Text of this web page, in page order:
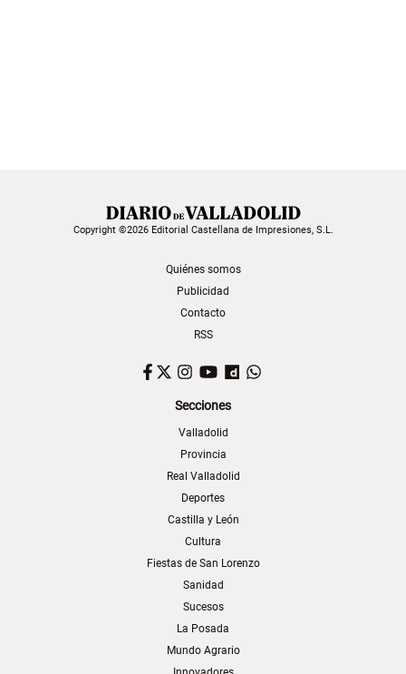
Copyright ©2026 Editorial Castellana de Impresiones, S.L.
Quiénes somos
Publicidad
Contacto
RSS
Facebook
TwitterInstagram
YouTubeDailymotion
Secciones
Valladolid
Provincia
Real Valladolid
Deportes
Castilla y León
Cultura
Fiestas de San Lorenzo
Sanidad
Sucesos
La Posada
Mundo Agrario